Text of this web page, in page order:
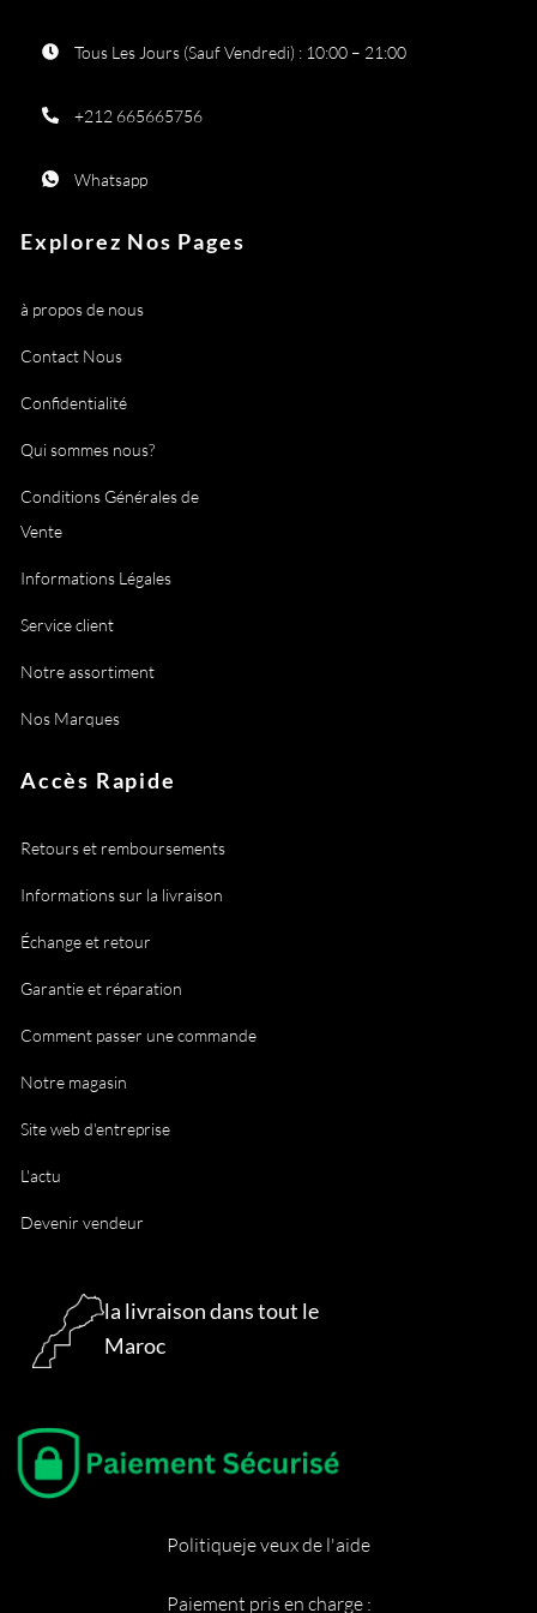
Tous Les Jours (Sauf Vendredi) : 10:00 – 21:00
+212 665665756
Whatsapp
Explorez Nos Pages
à propos de nous
Contact Nous
Confidentialité
Qui sommes nous?
Conditions Générales de
Vente
Informations Légales
Service client
Notre assortiment
Nos Marques
Accès Rapide
Retours et remboursements
Informations sur la livraison
Échange et retour
Garantie et réparation
Comment passer une commande
Notre magasin
Site web d'entreprise
L'actu
Devenir vendeur
la livraison dans tout le
Maroc
Paiement pris en charge :
Politiqueje veux de l'aide